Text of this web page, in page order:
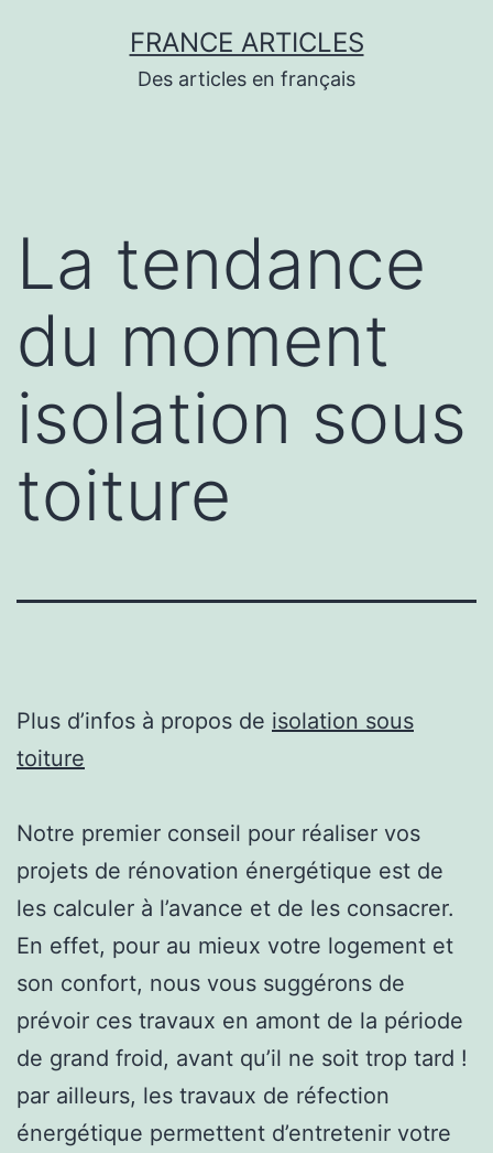
FRANCE ARTICLES
Des articles en français
La tendance
du moment
isolation sous
toiture
Plus d’infos à propos de isolation sous
toiture
Notre premier conseil pour réaliser vos
projets de rénovation énergétique est de
les calculer à l’avance et de les consacrer.
En effet, pour au mieux votre logement et
son confort, nous vous suggérons de
prévoir ces travaux en amont de la période
de grand froid, avant qu’il ne soit trop tard !
par ailleurs, les travaux de réfection
énergétique permettent d’entretenir votre